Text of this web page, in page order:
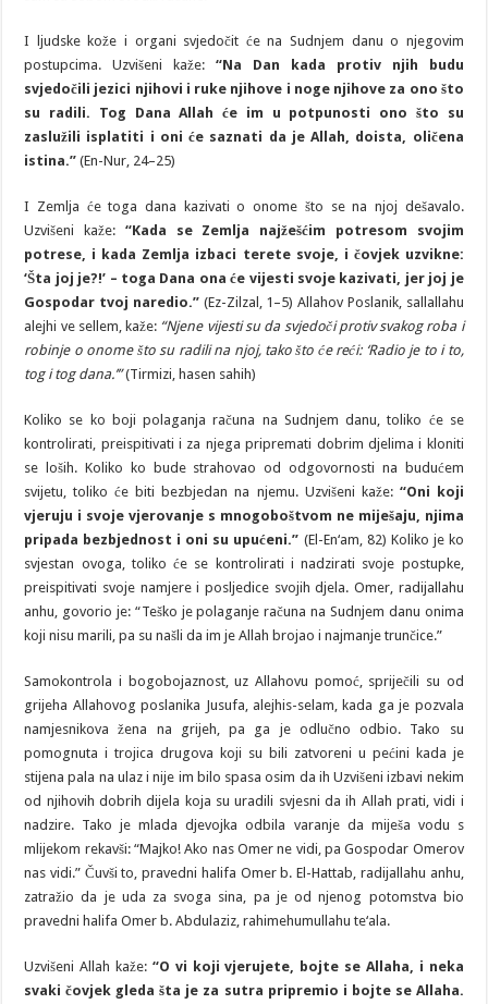
I ljudske kože i organi svjedočit će na Sudnjem danu o njegovim
postupcima. Uzvišeni kaže:“Na Dan kada protiv njih budu
svjedočili jezici njihovi i ruke njihove i noge njihove za ono što
su radili. Tog Dana Allah će im u potpunosti ono što su
zaslužili isplatiti i oni će saznati da je Allah, doista, oličena
istina.” (En-Nur, 24–25)
I Zemlja će toga dana kazivati o onome što se na njoj dešavalo.
Uzvišeni kaže: “Kada se Zemlja najžešćim potresom svojim
potrese, i kada Zemlja izbaci terete svoje, i čovjek uzvikne:
‘Šta joj je?!’ – toga Dana ona će vijesti svoje kazivati, jer joj je
Gospodar tvoj naredio.” (Ez-Zilzal, 1–5) Allahov Poslanik, sallallahu
alejhi ve sellem, kaže: “Njene vijesti su da svjedoči protiv svakog roba i
robinje o onome što su radili na njoj, tako što će reći: ‘Radio je to i to,
tog i tog dana.’”(Tirmizi, hasen sahih)
Koliko se ko boji polaganja računa na Sudnjem danu, toliko će se
kontrolirati, preispitivati i za njega pripremati dobrim djelima i kloniti
se loših. Koliko ko bude strahovao od odgovornosti na budućem
svijetu, toliko će biti bezbjedan na njemu. Uzvišeni kaže: “Oni koji
vjeruju i svoje vjerovanje s mnogoboštvom ne miješaju, njima
pripada bezbjednost i oni su upućeni.” (El-En‘am, 82) Koliko je ko
svjestan ovoga, toliko će se kontrolirati i nadzirati svoje postupke,
preispitivati svoje namjere i posljedice svojih djela. Omer, radijallahu
anhu, govorio je: “Teško je polaganje računa na Sudnjem danu onima
koji nisu marili, pa su našli da im je Allah brojao i najmanje trunčice.”
Samokontrola i bogobojaznost, uz Allahovu pomoć, spriječili su od
grijeha Allahovog poslanika Jusufa, alejhis-selam, kada ga je pozvala
namjesnikova žena na grijeh, pa ga je odlučno odbio. Tako su
pomognuta i trojica drugova koji su bili zatvoreni u pećini kada je
stijena pala na ulaz i nije im bilo spasa osim da ih Uzvišeni izbavi nekim
od njihovih dobrih dijela koja su uradili svjesni da ih Allah prati, vidi i
nadzire. Tako je mlada djevojka odbila varanje da miješa vodu s
mlijekom rekavši: “Majko! Ako nas Omer ne vidi, pa Gospodar Omerov
nas vidi.” Čuvši to, pravedni halifa Omer b. El-Hattab, radijallahu anhu,
zatražio da je uda za svoga sina, pa je od njenog potomstva bio
pravedni halifa Omer b. Abdulaziz, rahimehumullahu te‘ala.
Uzvišeni Allah kaže: “O vi koji vjerujete, bojte se Allaha, i neka
svaki čovjek gleda šta je za sutra pripremio i bojte se Allaha.